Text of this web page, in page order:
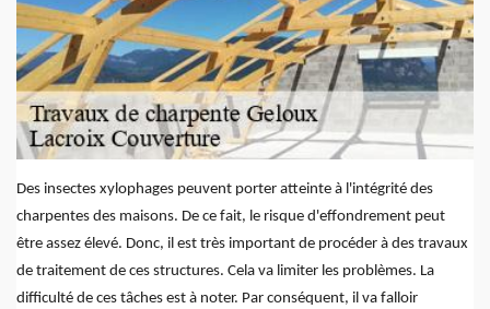
Des insectes xylophages peuvent porter atteinte à l'intégrité des
charpentes des maisons. De ce fait, le risque d'effondrement peut
être assez élevé. Donc, il est très important de procéder à des travaux
de traitement de ces structures. Cela va limiter les problèmes. La
difficulté de ces tâches est à noter. Par conséquent, il va falloir